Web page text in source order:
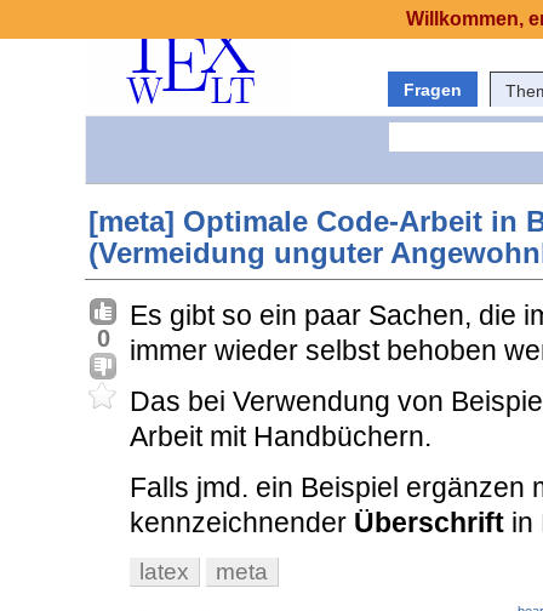
Fragen
[meta] Optimale Code-Arbeit in
(Vermeidung unguter
0
Es gibt so ein paar Sachen, die
immer wieder selbst behoben
Das bei Verwendung von
Arbeit mit Handbüchern.
Falls jmd. ein Beispiel ergänzen
kennzeichnender Überschrift in
latex meta
Willkommen,